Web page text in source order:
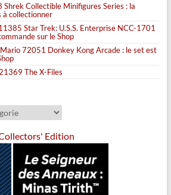
Collectible Minifigures Series : la
à collectionner
Star Trek: U.S.S. Enterprise NCC-1701
sur le Shop
72051 Donkey Kong Arcade : le set est
The X-Files